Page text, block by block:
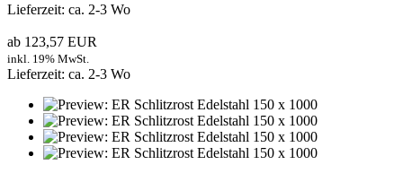
Lieferzeit: ca. 2-3 Wo
ab 123,57 EUR
inkl. 19% MwSt.
Lieferzeit: ca. 2-3 Wo